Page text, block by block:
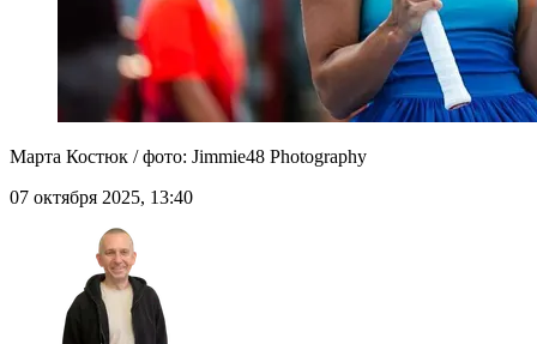
Марта Костюк / фото: Jimmie48 Photography
07 октября 2025, 13:40